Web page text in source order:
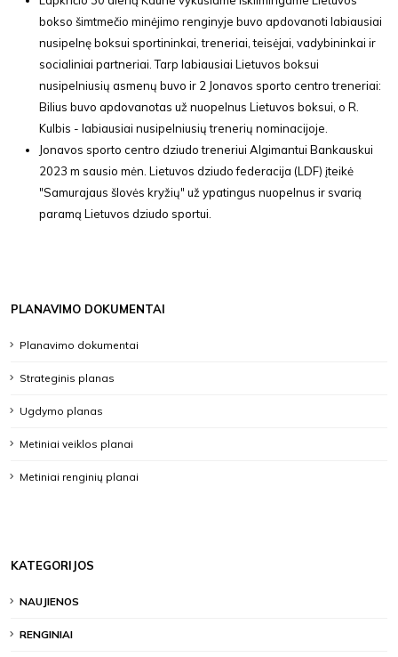
bokso šimtmečio minėjimo renginyje buvo apdovanoti labiausiai
nusipelnę boksui sportininkai, treneriai, teisėjai, vadybininkai ir
socialiniai partneriai. Tarp labiausiai Lietuvos boksui
nusipelniusių asmenų buvo ir 2 Jonavos sporto centro treneriai:
Bilius buvo apdovanotas už nuopelnus Lietuvos boksui, o R.
Kulbis - labiausiai nusipelniusių trenerių nominacijoje.
Jonavos sporto centro dziudo treneriui Algimantui Bankauskui
2023 m sausio mėn. Lietuvos dziudo federacija (LDF) įteikė
"Samurajaus šlovės kryžių" už ypatingus nuopelnus ir svarią
paramą Lietuvos dziudo sportui.
PLANAVIMO DOKUMENTAI
Planavimo dokumentai
Strateginis planas
Ugdymo planas
Metiniai veiklos planai
Metiniai renginių planai
KATEGORIJOS
NAUJIENOS
RENGINIAI